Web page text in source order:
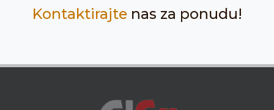
Kontaktirajtenas za ponudu!